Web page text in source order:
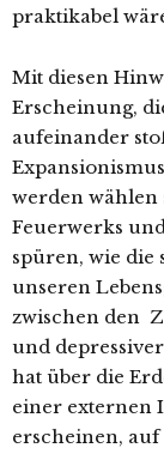
praktikabel
Mit diesen
Erscheinung,
aufeinander
werden wählen
Feuerwerks
spüren, wie die
unseren
zwischen den
und
hat über die
einer externen
erscheinen,